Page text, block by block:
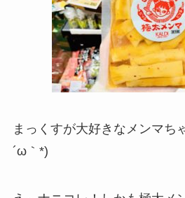
まっくすが大好きなメンマち
´ω｀*)